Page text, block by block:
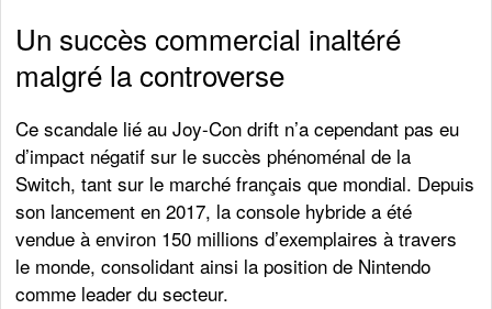
Un succès commercial inaltéré
malgré la controverse
Ce scandale lié au Joy-Con drift n’a cependant pas eu
d’impact négatif sur le succès phénoménal de la
Switch, tant sur le marché français que mondial. Depuis
son lancement en 2017, la console hybride a été
vendue à environ 150 millions d’exemplaires à travers
le monde, consolidant ainsi la position de Nintendo
comme leader du secteur.